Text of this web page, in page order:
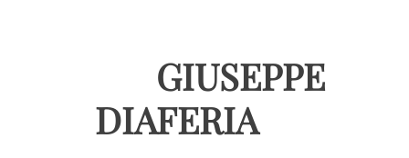
GIUSEPPE
DIAFERIA